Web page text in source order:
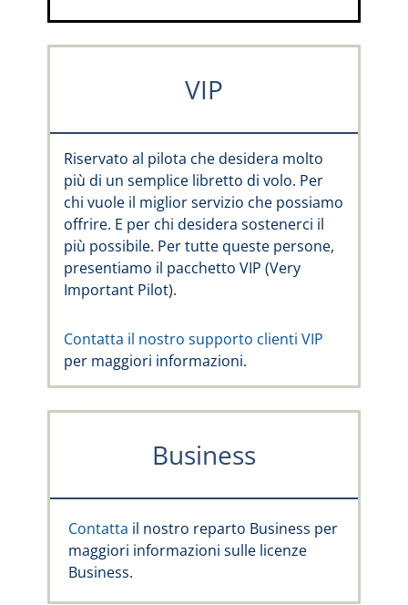
VIP
Riservato al pilota che desidera molto
più di un semplice libretto di volo. Per
chi vuole il miglior servizio che possiamo
offrire. E per chi desidera sostenerci il
più possibile. Per tutte queste persone,
presentiamo il pacchetto VIP (Very
Important Pilot).
Contatta il nostro supporto clienti VIP
per maggiori informazioni.
Business
Contatta il nostro reparto Business per
maggiori informazioni sulle licenze
Business.